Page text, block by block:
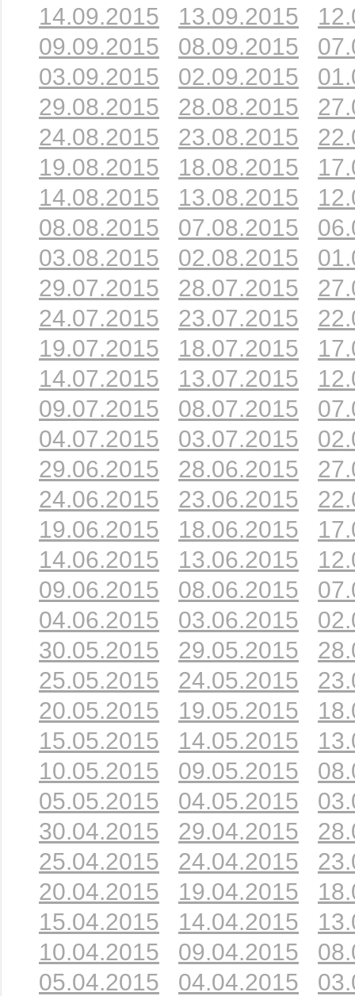
14.09.2015
13.09.2015
09.09.2015
08.09.2015
03.09.2015
02.09.2015
29.08.2015
28.08.2015
24.08.2015
23.08.2015
19.08.2015
18.08.2015
14.08.2015
13.08.2015
08.08.2015
07.08.2015
03.08.2015
02.08.2015
29.07.2015
28.07.2015
24.07.2015
23.07.2015
19.07.2015
18.07.2015
14.07.2015
13.07.2015
09.07.2015
08.07.2015
04.07.2015
03.07.2015
29.06.2015
28.06.2015
24.06.2015
23.06.2015
19.06.2015
18.06.2015
14.06.2015
13.06.2015
09.06.2015
08.06.2015
04.06.2015
03.06.2015
30.05.2015
29.05.2015
25.05.2015
24.05.2015
20.05.2015
19.05.2015
15.05.2015
14.05.2015
10.05.2015
09.05.2015
05.05.2015
04.05.2015
30.04.2015
29.04.2015
25.04.2015
24.04.2015
20.04.2015
19.04.2015
15.04.2015
14.04.2015
10.04.2015
09.04.2015
05.04.2015
04.04.2015